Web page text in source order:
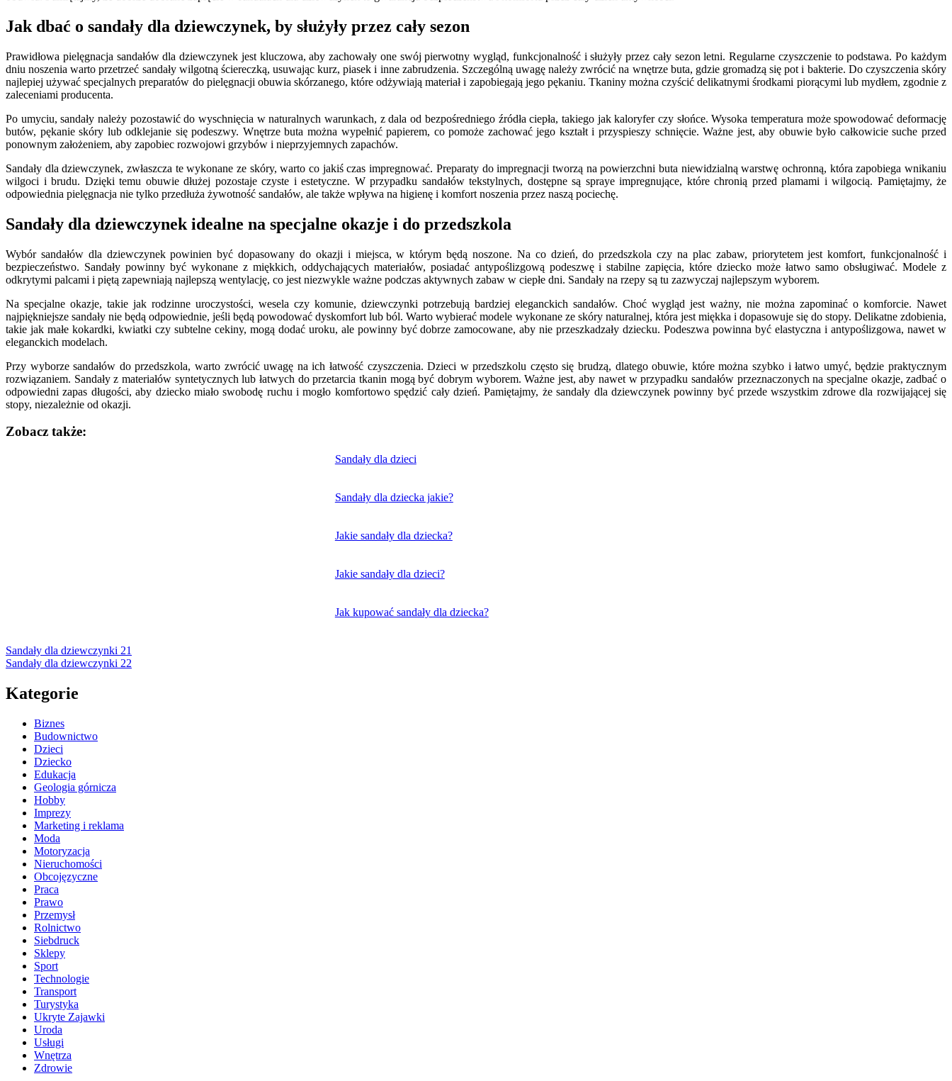
Jak dbać o sandały dla dziewczynek, by służyły przez cały sezon
Prawidłowa pielęgnacja sandałów dla dziewczynek jest kluczowa, aby zachowały one swój pierwotny wygląd, funkcjonalność i służyły przez cały sezon letni. Regularne czyszczenie to podstawa. Po każdym
dniu noszenia warto przetrzeć sandały wilgotną ściereczką, usuwając kurz, piasek i inne zabrudzenia. Szczególną uwagę należy zwrócić na wnętrze buta, gdzie gromadzą się pot i bakterie. Do czyszczenia skóry
najlepiej używać specjalnych preparatów do pielęgnacji obuwia skórzanego, które odżywiają materiał i zapobiegają jego pękaniu. Tkaniny można czyścić delikatnymi środkami piorącymi lub mydłem, zgodnie z
zaleceniami producenta.
Po umyciu, sandały należy pozostawić do wyschnięcia w naturalnych warunkach, z dala od bezpośredniego źródła ciepła, takiego jak kaloryfer czy słońce. Wysoka temperatura może spowodować deformację
butów, pękanie skóry lub odklejanie się podeszwy. Wnętrze buta można wypełnić papierem, co pomoże zachować jego kształt i przyspieszy schnięcie. Ważne jest, aby obuwie było całkowicie suche przed
ponownym założeniem, aby zapobiec rozwojowi grzybów i nieprzyjemnych zapachów.
Sandały dla dziewczynek, zwłaszcza te wykonane ze skóry, warto co jakiś czas impregnować. Preparaty do impregnacji tworzą na powierzchni buta niewidzialną warstwę ochronną, która zapobiega wnikaniu
wilgoci i brudu. Dzięki temu obuwie dłużej pozostaje czyste i estetyczne. W przypadku sandałów tekstylnych, dostępne są spraye impregnujące, które chronią przed plamami i wilgocią. Pamiętajmy, że
odpowiednia pielęgnacja nie tylko przedłuża żywotność sandałów, ale także wpływa na higienę i komfort noszenia przez naszą pociechę.
Sandały dla dziewczynek idealne na specjalne okazje i do przedszkola
Wybór sandałów dla dziewczynek powinien być dopasowany do okazji i miejsca, w którym będą noszone. Na co dzień, do przedszkola czy na plac zabaw, priorytetem jest komfort, funkcjonalność i
bezpieczeństwo. Sandały powinny być wykonane z miękkich, oddychających materiałów, posiadać antypoślizgową podeszwę i stabilne zapięcia, które dziecko może łatwo samo obsługiwać. Modele z
odkrytymi palcami i piętą zapewniają najlepszą wentylację, co jest niezwykle ważne podczas aktywnych zabaw w ciepłe dni. Sandały na rzepy są tu zazwyczaj najlepszym wyborem.
Na specjalne okazje, takie jak rodzinne uroczystości, wesela czy komunie, dziewczynki potrzebują bardziej eleganckich sandałów. Choć wygląd jest ważny, nie można zapominać o komforcie. Nawet
najpiękniejsze sandały nie będą odpowiednie, jeśli będą powodować dyskomfort lub ból. Warto wybierać modele wykonane ze skóry naturalnej, która jest miękka i dopasowuje się do stopy. Delikatne zdobienia,
takie jak małe kokardki, kwiatki czy subtelne cekiny, mogą dodać uroku, ale powinny być dobrze zamocowane, aby nie przeszkadzały dziecku. Podeszwa powinna być elastyczna i antypoślizgowa, nawet w
eleganckich modelach.
Przy wyborze sandałów do przedszkola, warto zwrócić uwagę na ich łatwość czyszczenia. Dzieci w przedszkolu często się brudzą, dlatego obuwie, które można szybko i łatwo umyć, będzie praktycznym
rozwiązaniem. Sandały z materiałów syntetycznych lub łatwych do przetarcia tkanin mogą być dobrym wyborem. Ważne jest, aby nawet w przypadku sandałów przeznaczonych na specjalne okazje, zadbać o
odpowiedni zapas długości, aby dziecko miało swobodę ruchu i mogło komfortowo spędzić cały dzień. Pamiętajmy, że sandały dla dziewczynek powinny być przede wszystkim zdrowe dla rozwijającej się
stopy, niezależnie od okazji.
Zobacz także:
Sandały dla dzieci
Sandały dla dziecka jakie?
Jakie sandały dla dziecka?
Jakie sandały dla dzieci?
Jak kupować sandały dla dziecka?
Sandały dla dziewczynki 21
Sandały dla dziewczynki 22
Kategorie
Biznes
Budownictwo
Dzieci
Dziecko
Edukacja
Geologia górnicza
Hobby
Imprezy
Marketing i reklama
Moda
Motoryzacja
Nieruchomości
Obcojęzyczne
Praca
Prawo
Przemysł
Rolnictwo
Siebdruck
Sklepy
Sport
Technologie
Transport
Turystyka
Ukryte Zajawki
Uroda
Usługi
Wnętrza
Zdrowie